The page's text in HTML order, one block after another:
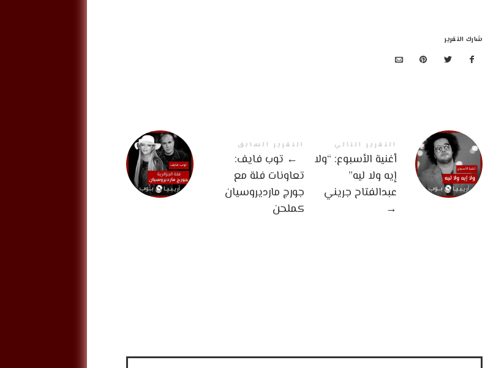
شارك التقرير
التقرير السابق
← توب فايف:
تعاونات فلة مع
جورج مارديروسيان
كملحن
التقرير التالي
أغنية الأسبوع: “ولا
إيه ولا ليه”
عبدالفتاح جريني
→